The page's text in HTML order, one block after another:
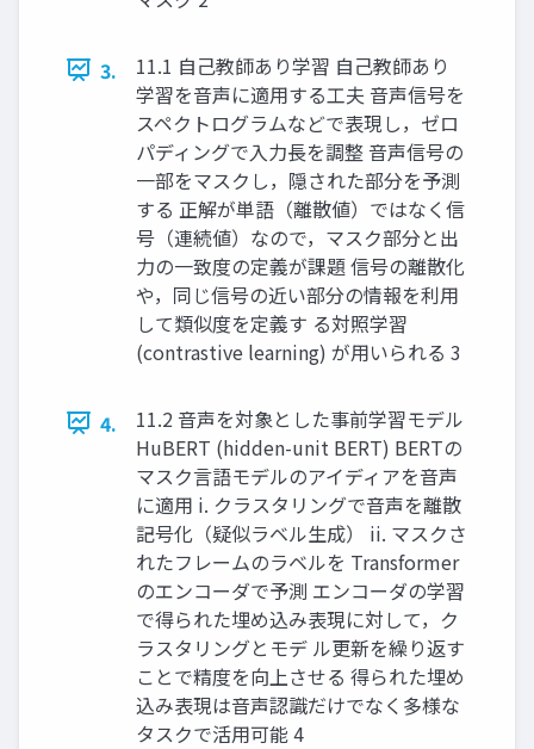
3.
11.1 自己教師あり学習 自己教師あり
学習を音声に適用する工夫 音声信号を
スペクトログラムなどで表現し，ゼロ
パディングで入力長を調整 音声信号の
一部をマスクし，隠された部分を予測
する 正解が単語（離散値）ではなく信
号（連続値）なので，マスク部分と出
力の一致度の定義が課題 信号の離散化
や，同じ信号の近い部分の情報を利用
して類似度を定義す る対照学習
(contrastive learning) が用いられる 3
4.
11.2 音声を対象とした事前学習モデル
HuBERT (hidden-unit BERT) BERTの
マスク言語モデルのアイディアを音声
に適用 i. クラスタリングで音声を離散
記号化（疑似ラベル生成） ii. マスクさ
れたフレームのラベルを Transformer
のエンコーダで予測 エンコーダの学習
で得られた埋め込み表現に対して，ク
ラスタリングとモデ ル更新を繰り返す
ことで精度を向上させる 得られた埋め
込み表現は音声認識だけでなく多様な
タスクで活用可能 4